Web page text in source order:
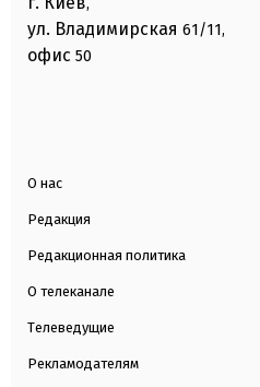
ул. Владимирская 61/11,
офис 50
О нас
Редакция
Редакционная политика
О телеканале
Телеведущие
Рекламодателям